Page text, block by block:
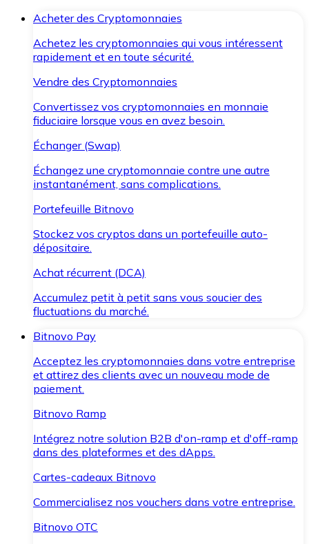
Acheter des Cryptomonnaies
Achetez les cryptomonnaies qui vous intéressent
rapidement et en toute sécurité.
Vendre des Cryptomonnaies
Convertissez vos cryptomonnaies en monnaie
fiduciaire lorsque vous en avez besoin.
Échanger (Swap)
Échangez une cryptomonnaie contre une autre
instantanément, sans complications.
Portefeuille Bitnovo
Stockez vos cryptos dans un portefeuille auto-
dépositaire.
Achat récurrent (DCA)
Accumulez petit à petit sans vous soucier des
fluctuations du marché.
Bitnovo Pay
Acceptez les cryptomonnaies dans votre entreprise
et attirez des clients avec un nouveau mode de
paiement.
Bitnovo Ramp
Intégrez notre solution B2B d'on-ramp et d'off-ramp
dans des plateformes et des dApps.
Cartes-cadeaux Bitnovo
Commercialisez nos vouchers dans votre entreprise.
Bitnovo OTC